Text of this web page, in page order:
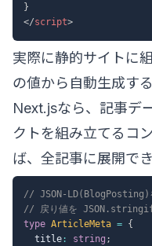
}
</script>
実際に静的サイトに
の値から自動生成す
Next.jsなら、記事デ
クトを組み立てるコ
ば、全記事に展開でき
// JSON-LD(BlogPosting)
// 戻り値を
type ArticleMeta = {
  title
: string ;